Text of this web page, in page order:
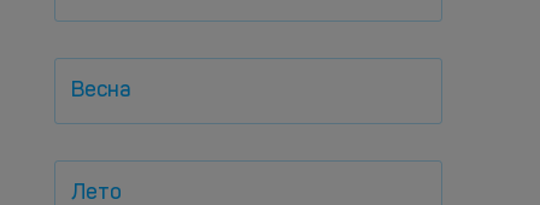
Весна
Лето